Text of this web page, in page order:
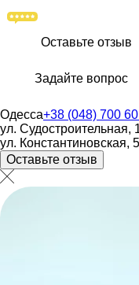
Оставьте отзыв
Задайте вопрос
Одесса+38 (048) 700
ул. Судостроительная,
ул. Константиновская,
Оставьте отзыв